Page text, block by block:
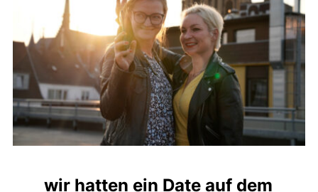
wir hatten ein Date auf dem